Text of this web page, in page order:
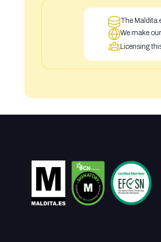
The
We make
Licensing